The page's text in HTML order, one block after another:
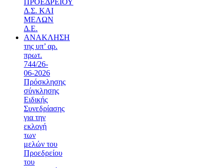
ΠΡΟΕΔΡΕΙΟΥ
Δ.Σ. ΚΑΙ
ΜΕΛΩΝ
Δ.Ε.
ΑΝΑΚΛΗΣΗ
της υπ’ αρ.
πρωτ.
744/26-
06-2026
Πρόσκλησης
σύγκλησης
Ειδικής
Συνεδρίασης
για την
εκλογή
των
μελών του
Προεδρείου
του